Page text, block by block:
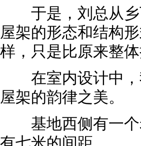
于是，刘总从乡
屋架的形态和结构
样，只是比原来整
在室内设计中，
屋架的韵律之美。
基地西侧有一个